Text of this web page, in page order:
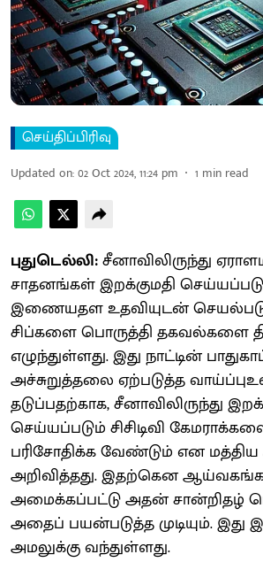
செய்திப்பிரிவு
Updated on:02 Oct 2024, 11:24 pm 1 min read
புதுடெல்லி:சீனாவிலிருந்து
சாதனங்கள் இறக்குமதி
இணையதள உதவியுடன்
சிப்களை பொருத்தி தகவல்களை
எழுந்துள்ளது. இது நாட்டின்
அச்சுறுத்தலை ஏற்படுத்த
தடுப்பதற்காக, சீனாவிலிருந்து
செய்யப்படும் சிசிடிவி
பரிசோதிக்க வேண்டும் என மத்திய
அறிவித்தது. இதற்கென
அமைக்கப்பட்டு அதன் சான்றிதழ்
அதைப் பயன்படுத்த முடியும். இது
அமலுக்கு வந்துள்ளது.